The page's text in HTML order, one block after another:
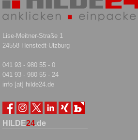
Lise-Meitner-Straße 1
24558 Henstedt-Ulzburg
041 93 - 980 55 - 0
041 93 - 980 55 - 24
info [at] hilde24.de
HILDE24.de